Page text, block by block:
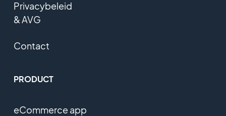
Privacybeleid
& AVG
Contact
PRODUCT
eCommerce app